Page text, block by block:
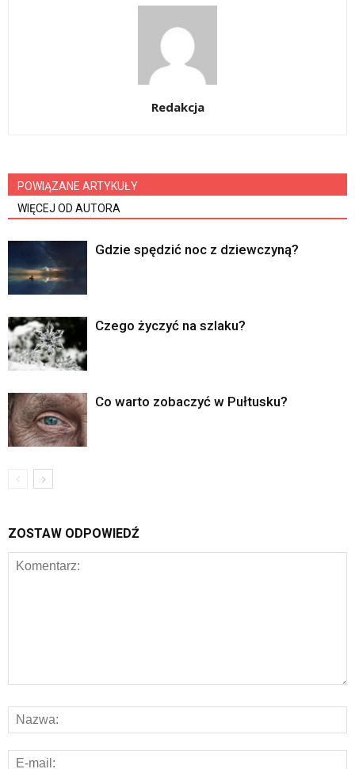
Redakcja
POWIĄZANE ARTYKUŁY
WIĘCEJ OD AUTORA
Gdzie spędzić noc z dziewczyną?
Czego życzyć na szlaku?
Co warto zobaczyć w Pułtusku?
ZOSTAW ODPOWIEDŹ